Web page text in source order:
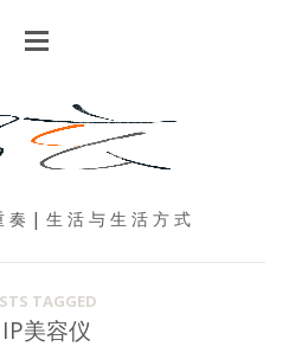
奏 | 生 活 与 生 活 方 式
TAGGED
美容仪